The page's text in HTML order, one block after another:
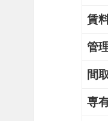
賃
管
間
専